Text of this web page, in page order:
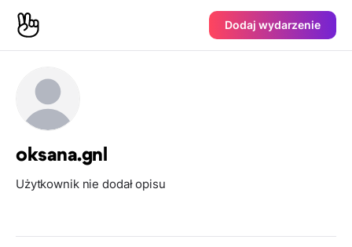
Dodaj wydarzenie
oksana.gnl
Użytkownik nie dodał opisu